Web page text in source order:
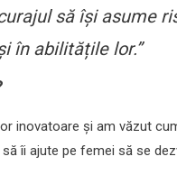
să își asume
în abilitățile lor.”
inovatoare și am văzut
îi ajute pe femei să se